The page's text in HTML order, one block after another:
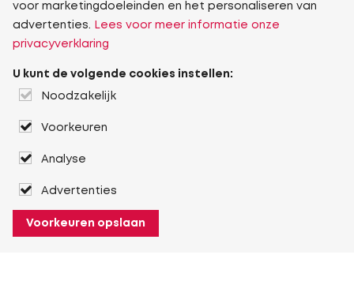
voor marketingdoeleinden en het personaliseren van
advertenties.
Lees voor meer informatie onze
privacyverklaring
U kunt de volgende cookies instellen:
Noodzakelijk
Voorkeuren
Analyse
Advertenties
Voorkeuren opslaan